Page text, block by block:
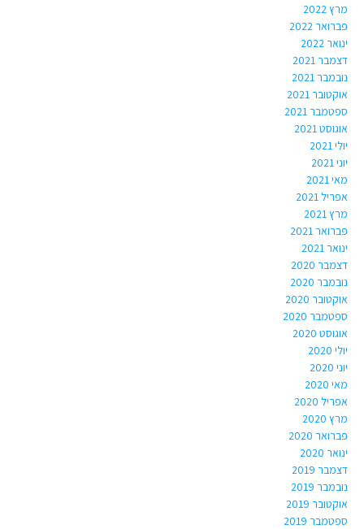
מרץ 2022
פברואר 2022
ינואר 2022
דצמבר 2021
נובמבר 2021
אוקטובר 2021
ספטמבר 2021
אוגוסט 2021
יולי 2021
יוני 2021
מאי 2021
אפריל 2021
מרץ 2021
פברואר 2021
ינואר 2021
דצמבר 2020
נובמבר 2020
אוקטובר 2020
ספטמבר 2020
אוגוסט 2020
יולי 2020
יוני 2020
מאי 2020
אפריל 2020
מרץ 2020
פברואר 2020
ינואר 2020
דצמבר 2019
נובמבר 2019
אוקטובר 2019
ספטמבר 2019